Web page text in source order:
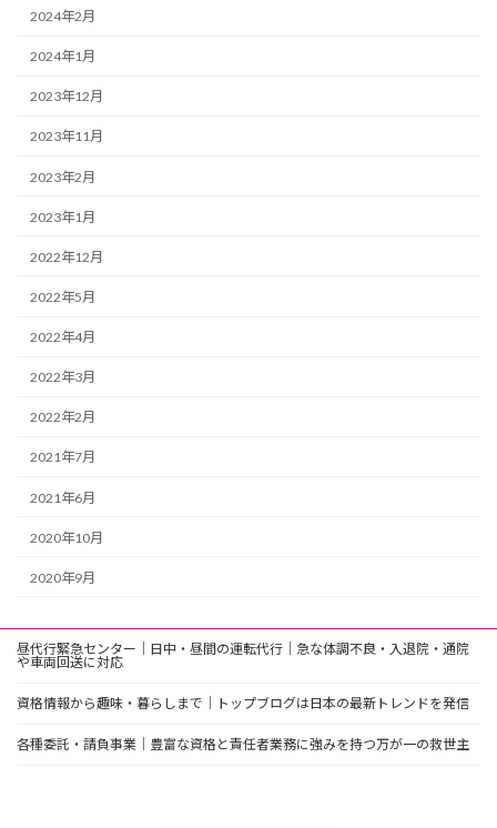
2024年2月
2024年1月
2023年12月
2023年11月
2023年2月
2023年1月
2022年12月
2022年5月
2022年4月
2022年3月
2022年2月
2021年7月
2021年6月
2020年10月
2020年9月
昼代行緊急センター｜日中・昼間の運転代行｜急な体調不良・入退院・通院
や車両回送に対応
資格情報から趣味・暮らしまで｜トップブログは日本の最新トレンドを発信
各種委託・請負事業｜豊富な資格と責任者業務に強みを持つ万が一の救世主